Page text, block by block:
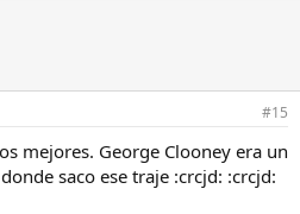
#15
mejores. George Clooney era un
saco ese traje :crcjd: :crcjd: